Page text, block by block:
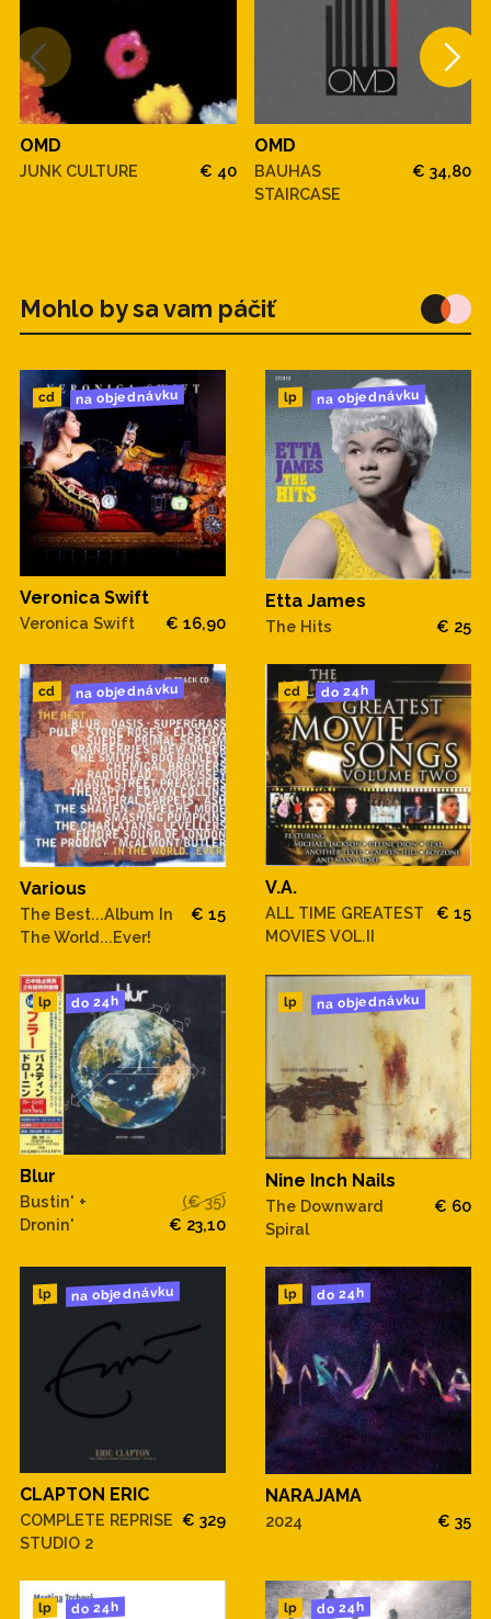
OMD
JUNK CULTURE € 40
OMD
BAUHAS
STAIRCASE
€ 34,80
Mohlo by sa vam páčiť
cd na objednávku
Veronica Swift
Veronica Swift € 16,90
lp na objednávku
Etta James
The Hits € 25
cd na objednávku
Various
The Best...Album In
The World...Ever!
€ 15
cd do 24h
V.A.
ALL TIME GREATEST
MOVIES VOL.II
€ 15
lp do 24h
Blur
Bustin' +
Dronin'
(€ 35)
€ 23,10
lp na objednávku
Nine Inch Nails
The Downward
Spiral
€ 60
lp na objednávku
CLAPTON ERIC
COMPLETE REPRISE
STUDIO 2
€ 329
lp do 24h
NARAJAMA
2024 € 35
lp do 24h lp do 24h